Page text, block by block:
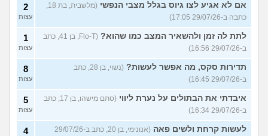
אם לא אגיע לצו גיוס בגלל מצבי הנפשי
(מלשבית, בת 18,
כתבה ב-29/07/26 17:05)
2
עצות
לתת לה זמן ולהשאיר המצב כמו שהוא?
(Flo-T, בן 41, כתב
ב-29/07/26 16:56)
1
עצות
תדירות סקס, מה אפשר לעשות?
(נשוי, בן 28, כתב
ב-29/07/26 16:45)
8
עצות
איבדתי את הבתולים על נערת ליווי
(סתם מישהו, בן 17, כתב
ב-29/07/26 16:34)
5
עצות
לעשות קרחת ולשים פאה
(אנונימי, בן 20, כתב ב-29/07/26
4